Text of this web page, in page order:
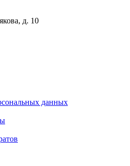
д. 10
данных